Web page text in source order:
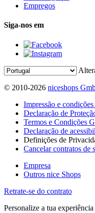
Empregos
Siga-nos em
© 2010-2026 niceshops
Impressão e
Declaração de
Termos e Condições
Declaração de
Definições de
Cancelar contratos de
Empresa
Outros nice Shops
Retrate-se do contrato
Personalize a tua